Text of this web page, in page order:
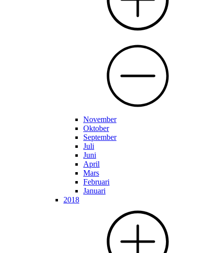
November
Oktober
September
Juli
Juni
April
Mars
Februari
Januari
2018